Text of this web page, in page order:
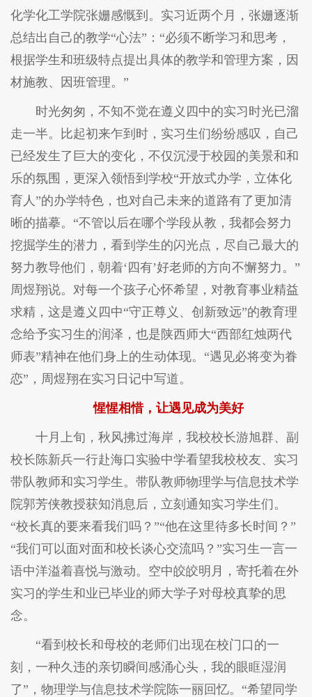
化学化工学院张姗感慨到。实习近两个月，张姗逐渐
总结出自己的教学“心法”：“必须不断学习和思考，
根据学生和班级特点提出具体的教学和管理方案，因
材施教、因班管理。”
时光匆匆，不知不觉在遵义四中的实习时光已溜
走一半。比起初来乍到时，实习生们纷纷感叹，自己
已经发生了巨大的变化，不仅沉浸于校园的美景和和
乐的氛围，更深入领悟到学校“开放式办学，立体化
育人”的办学特色，也对自己未来的道路有了更加清
晰的描摹。“不管以后在哪个学段从教，我都会努力
挖掘学生的潜力，看到学生的闪光点，尽自己最大的
努力教导他们，朝着‘四有’好老师的方向不懈努力。”
周煜翔说。对每一个孩子心怀希望，对教育事业精益
求精，这是遵义四中“守正尊义、创新致远”的教育理
念给予实习生的润泽，也是陕西师大“西部红烛两代
师表”精神在他们身上的生动体现。“遇见必将变为眷
恋”，周煜翔在实习日记中写道。
惺惺相惜，让遇见成为美好
十月上旬，秋风拂过海岸，我校校长游旭群、副
校长陈新兵一行赴海口实验中学看望我校校友、实习
带队教师和实习学生。带队教师物理学与信息技术学
院郭芳侠教授获知消息后，立刻通知实习学生们。
“校长真的要来看我们吗？”“他在这里待多长时间？”
“我们可以面对面和校长谈心交流吗？”实习生一言一
语中洋溢着喜悦与激动。空中皎皎明月，寄托着在外
实习的学生和业已毕业的师大学子对母校真挚的思
念。
“看到校长和母校的老师们出现在校门口的一
刻，一种久违的亲切瞬间感涌心头，我的眼眶湿润
了”，物理学与信息技术学院陈一丽回忆。“希望同学